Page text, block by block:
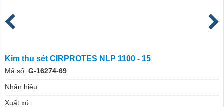
Kim thu sét CIRPROTES NLP 1100 - 15
Mã số: G-16274-69
Nhãn hiệu:
Xuất xứ: